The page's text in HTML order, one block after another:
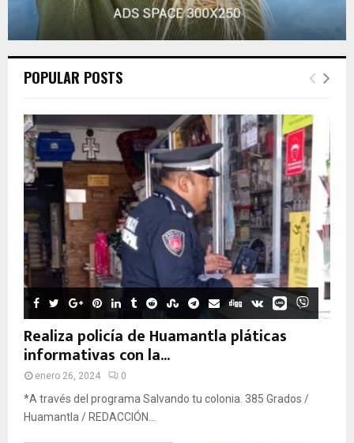
POPULAR POSTS
Realiza policía de Huamantla pláticas
informativas con la...
enero 26, 2024 0
*A través del programa Salvando tu colonia. 385 Grados /
Huamantla / REDACCIÓN...